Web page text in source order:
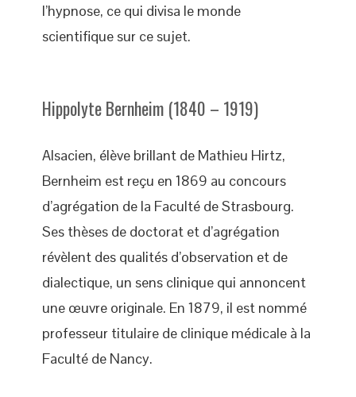
l’hypnose, ce qui divisa le monde
scientifique sur ce sujet.
Hippolyte Bernheim (1840 – 1919)
Alsacien, élève brillant de Mathieu Hirtz,
Bernheim est reçu en 1869 au concours
d’agrégation de la Faculté de Strasbourg.
Ses thèses de doctorat et d’agrégation
révèlent des qualités d’observation et de
dialectique, un sens clinique qui annoncent
une œuvre originale. En 1879, il est nommé
professeur titulaire de clinique médicale à la
Faculté de Nancy.